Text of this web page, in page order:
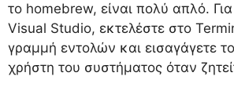
το homebrew, είναι πολύ απλό.
Visual Studio, εκτελέστε στο
γραμμή εντολών και εισαγάγετε
χρήστη του συστήματος όταν